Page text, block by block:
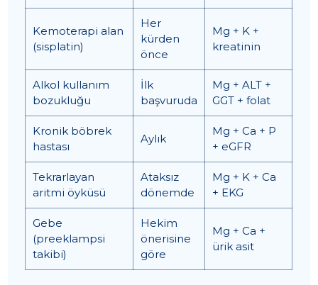
Kemoterapi alan
(sisplatin)
Her
kürden
önce
Mg + K +
kreatinin
Alkol kullanım
bozukluğu
İlk
başvuruda
Mg + ALT +
GGT + folat
Kronik böbrek
hastası
Aylık
Mg + Ca + P
+ eGFR
Tekrarlayan
aritmi öyküsü
Ataksız
dönemde
Mg + K + Ca
+ EKG
Gebe
(preeklampsi
takibi)
Hekim
önerisine
göre
Mg + Ca +
ürik asit